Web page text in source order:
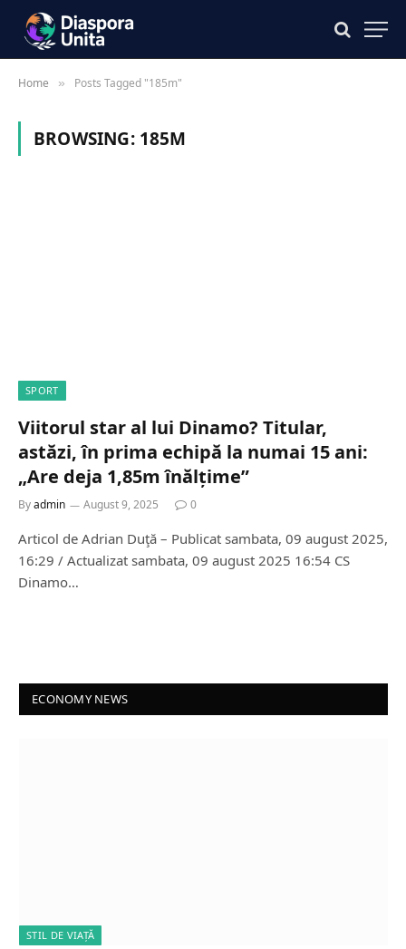
Home » Posts Tagged "185m"
BROWSING: 185M
SPORT
Viitorul star al lui Dinamo? Titular,
astăzi, în prima echipă la numai 15 ani:
„Are deja 1,85m înălțime”
Byadmin August 9, 2025 0
Articol de Adrian Duţă – Publicat sambata, 09 august 2025,
16:29 / Actualizat sambata, 09 august 2025 16:54 CS
Dinamo…
ECONOMY NEWS
STIL DE VIAȚĂ